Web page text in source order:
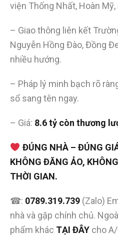
viện Thống Nhất, Hoàn
– Giao thông liên kết
Nguyễn Hồng Đào, Đồng
nhiều hướng.
– Pháp lý minh bạch rõ
sổ sang tên ngay.
– Giá: 8.6 tỷ còn thương
ĐÚNG NHÀ – ĐÚNG
KHÔNG ĐĂNG ẢO,
THỜI GIAN.
☎: 0789.319.739 (Zalo)
nhà và gặp chính chủ.
phẩm khác TẠI ĐÂY cho